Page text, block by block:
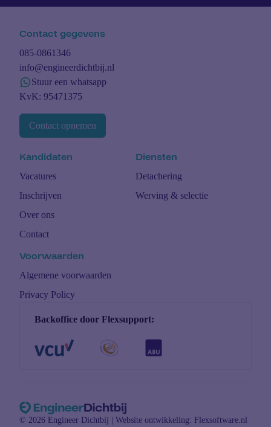
Contact gegevens
085-0861346
info@engineerdichtbij.nl
Stuur een whatsapp
KvK: 95471375
Contact opnemen
Kandidaten
Vacatures
Inschrijven
Over ons
Contact
Diensten
Detachering
Werving & selectie
Voorwaarden
Algemene voorwaarden
Privacy Policy
Backoffice door Flexsupport:
© 2026 Engineer Dichtbij | Website ontwikkeling: Flexsoftware.nl